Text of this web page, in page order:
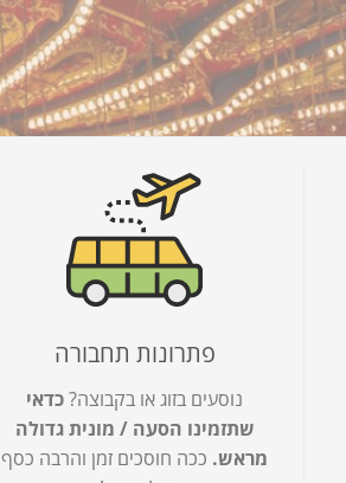
פתרונות תחבורה
נוסעים בזוג או בקבוצה?כדאי
שתזמינו הסעה / מונית גדולה
מראש. ככה חוסכים זמן והרבה כסף